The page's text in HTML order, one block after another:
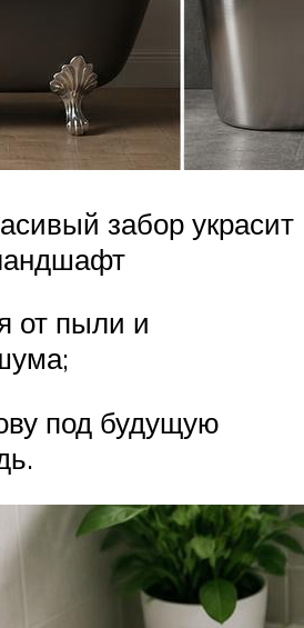
забор украсит
от пыли и
под будущую